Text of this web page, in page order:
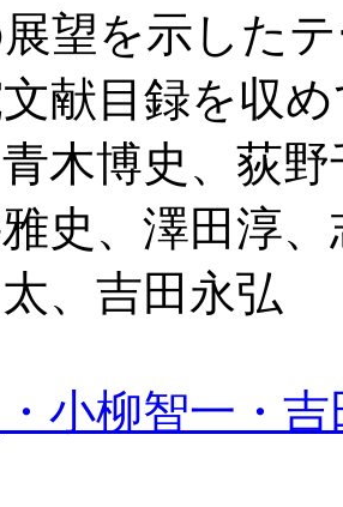
望を示した
献目録を収
木博史、荻
史、澤田淳
、吉田永弘
小柳智一・